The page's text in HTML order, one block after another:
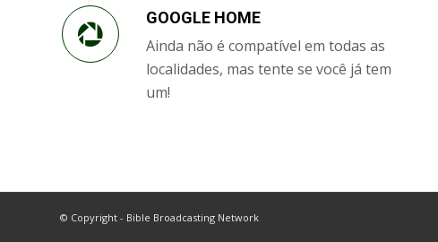
GOOGLE HOME
Ainda não é compatível em todas as
localidades, mas tente se você já tem
um!
© Copyright - Bible Broadcasting Network